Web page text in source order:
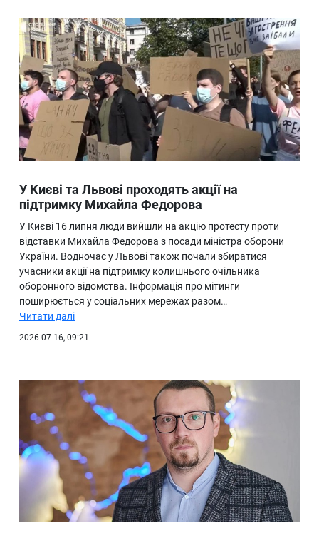
У Києві та Львові проходять акції на
підтримку Михайла Федорова
У Києві 16 липня люди вийшли на акцію протесту проти
відставки Михайла Федорова з посади міністра оборони
України. Водночас у Львові також почали збиратися
учасники акції на підтримку колишнього очільника
оборонного відомства. Інформація про мітинги
поширюється у соціальних мережах разом…
Читати далі
2026-07-16, 09:21